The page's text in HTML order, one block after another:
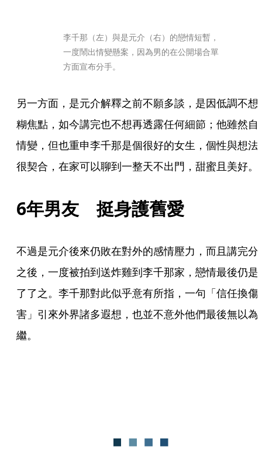
李千那（左）與是元介（右）的戀情短暫，
一度鬧出情變懸案，因為男的在公開場合單
方面宣布分手。
另一方面，是元介解釋之前不願多談，是因低調不想
糊焦點，如今講完也不想再透露任何細節；他雖然自
情變，但也重申李千那是個很好的女生，個性與想法
很契合，在家可以聊到一整天不出門，甜蜜且美好。
6年男友　挺身護舊愛
不過是元介後來仍敗在對外的感情壓力，而且講完分
之後，一度被拍到送炸雞到李千那家，戀情最後仍是
了了之。李千那對此似乎意有所指，一句「信任換傷
害」引來外界諸多遐想，也並不意外他們最後無以為
繼。